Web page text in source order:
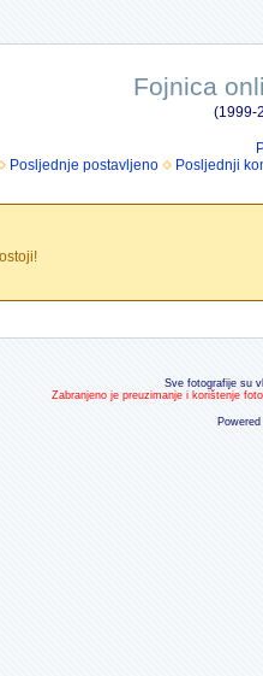
Fojnica
(1999-
Posljednje postavljeno Posljednji
Sve fotografije su
Zabranjeno je preuzimanje i korištenje